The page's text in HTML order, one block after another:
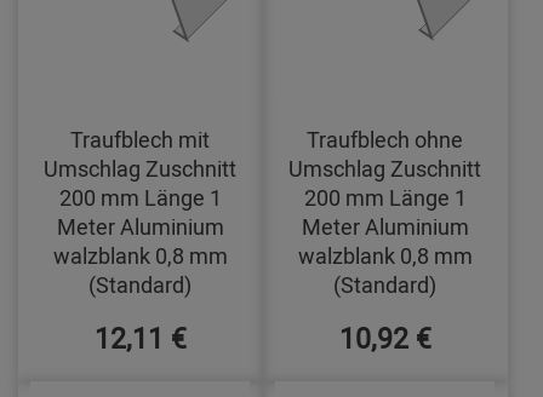
Traufblech mit
Umschlag Zuschnitt
200 mm Länge 1
Meter Aluminium
walzblank 0,8 mm
(Standard)
12,11 €
Traufblech ohne
Umschlag Zuschnitt
200 mm Länge 1
Meter Aluminium
walzblank 0,8 mm
(Standard)
10,92 €